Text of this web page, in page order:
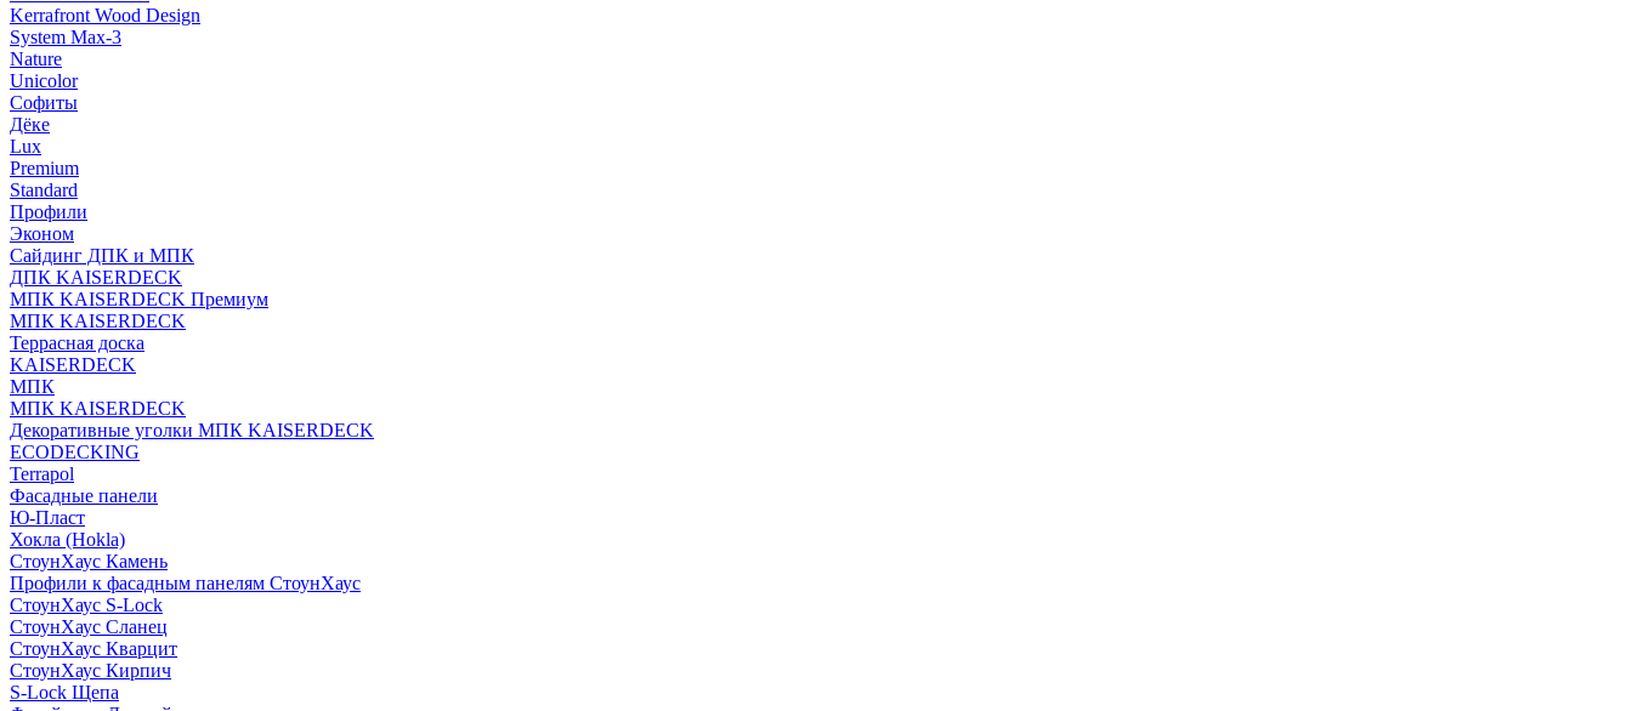
Kerrafront Wood Design
System Max-3
Nature
Unicolor
Софиты
Дёке
Lux
Premium
Standard
Профили
Эконом
Сайдинг ДПК и МПК
ДПК KAISERDECK
МПК KAISERDECK Премиум
МПК KAISERDECK
Террасная доска
KAISERDECK
МПК
МПК KAISERDECK
Декоративные уголки МПК KAISERDECK
ECODECKING
Terrapol
Фасадные панели
Ю-Пласт
Хокла (Hokla)
СтоунХаус Камень
Профили к фасадным панелям СтоунХаус
СтоунХаус S-Lock
СтоунХаус Сланец
СтоунХаус Кварцит
СтоунХаус Кирпич
S-Lock Щепа